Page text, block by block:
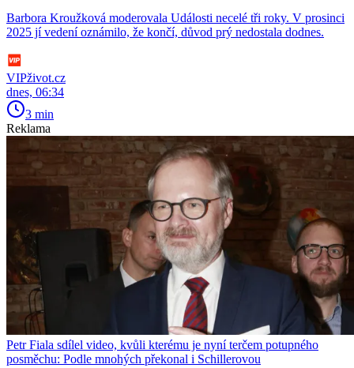
Barbora Kroužková moderovala Události necelé tři roky. V prosinci
2025 jí vedení oznámilo, že končí, důvod prý nedostala dodnes.
VIPživot.cz
dnes, 06:34
3 min
Reklama
Petr Fiala sdílel video, kvůli kterému je nyní terčem potupného
posměchu: Podle mnohých překonal i Schillerovou